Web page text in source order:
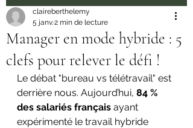
Manager en mode hybride : 5
clefs pour relever le défi !
claireberthelemy
5 janv.2 min de lecture
Le débat "bureau vs télétravail" est
derrière nous. Aujourd’hui, 84 %
des salariés français ayant
expérimenté le travail hybride